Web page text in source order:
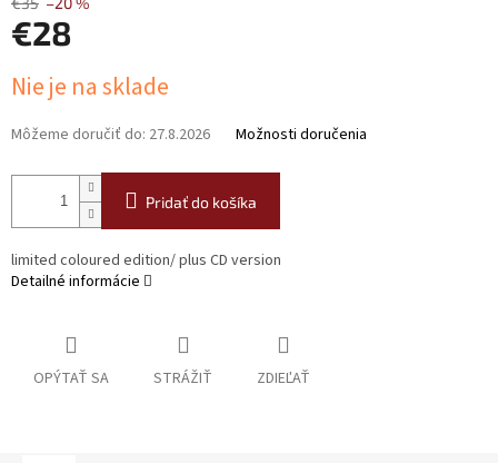
€28
cena:
Nie je na sklade
Môžeme doručiť do: 27.8.2026 Možnosti doručenia
Pridať do košíka
limited coloured edition/ plus CD version
Detailné informácie
OPÝTAŤ SA STRÁŽIŤ ZDIEĽAŤ